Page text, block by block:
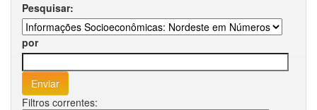
Pesquisar:
por
Filtros correntes: